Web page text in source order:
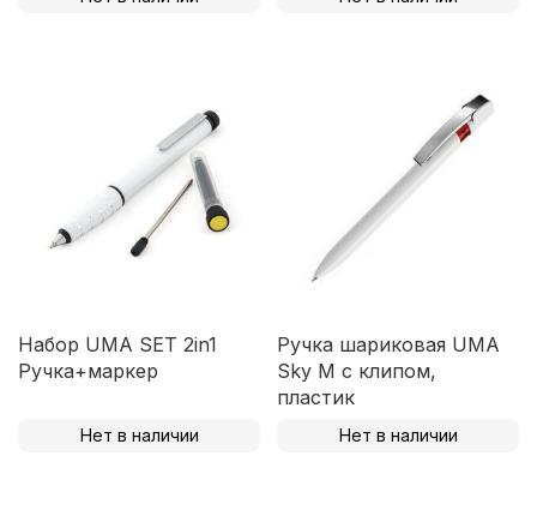
Набор UMA SET 2in1
Ручка+маркер
Нет в наличии
Ручка шариковая UMA
Sky M c клипом,
пластик
Нет в наличии